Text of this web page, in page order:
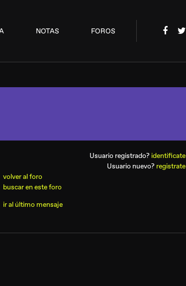
NOTAS FOROS
Usuario registrado? identificate
Usuario nuevo? registrate
volver al foro
buscar en este foro
ir al último mensaje